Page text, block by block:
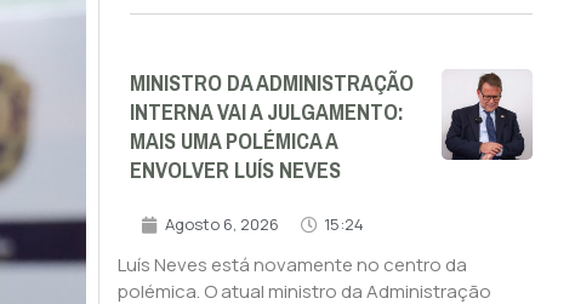
MINISTRO DA ADMINISTRAÇÃO
INTERNA VAI A JULGAMENTO:
MAIS UMA POLÉMICA A
ENVOLVER LUÍS NEVES
Agosto 6, 2026 15:24
Luís Neves está novamente no centro da
polémica. O atual ministro da Administração